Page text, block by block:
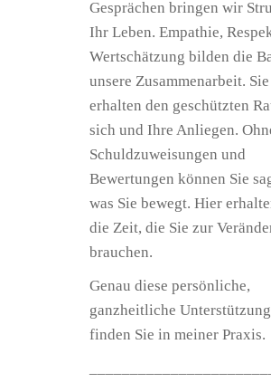
Gesprächen bringen wir
Ihr Leben. Empathie,
Wertschätzung bilden die
unsere Zusammenarbeit. Sie
erhalten den geschützten
sich und Ihre Anliegen.
Schuldzuweisungen und
Bewertungen können Sie
was Sie bewegt. Hier
die Zeit, die Sie zur
brauchen.
Genau diese persönliche,
ganzheitliche Unterstützung
finden Sie in meiner Praxis.